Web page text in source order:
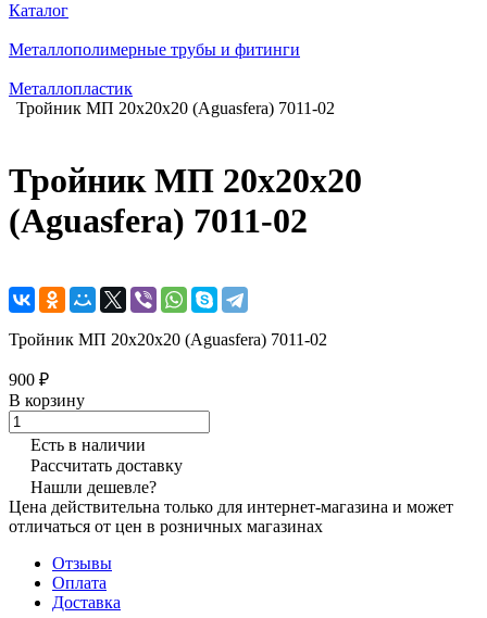
Каталог
Металлополимерные трубы и фитинги
Металлопластик
Тройник МП 20х20х20 (Aguasfera) 7011-02
Тройник МП 20х20х20
(Aguasfera) 7011-02
Тройник МП 20х20х20 (Aguasfera) 7011-02
900 ₽
В корзину
Есть в наличии
Рассчитать доставку
Нашли дешевле?
Цена действительна только для интернет-магазина и может
отличаться от цен в розничных магазинах
Отзывы
Оплата
Доставка